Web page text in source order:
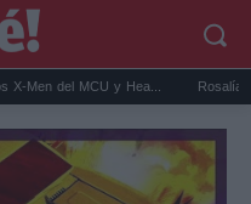
del MCU y Hea... Rosalía en